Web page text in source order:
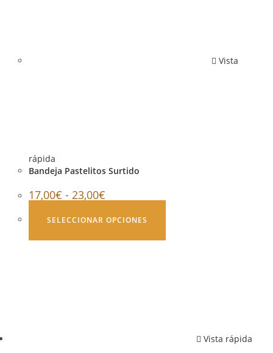
Vista
rápida
Bandeja Pastelitos Surtido
17,00€ - 23,00€
SELECCIONAR OPCIONES
Vista rápida